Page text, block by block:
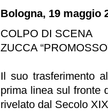
Bologna, 19 maggio
COLPO DI SCENA
ZUCCA
Il suo trasferimento
prima linea sul fronte
rivelato dal Secolo